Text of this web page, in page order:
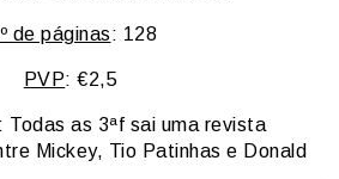
de páginas: 128
PVP: €2,5
: Todas as 3ªf sai uma revista
Mickey, Tio Patinhas e Donald